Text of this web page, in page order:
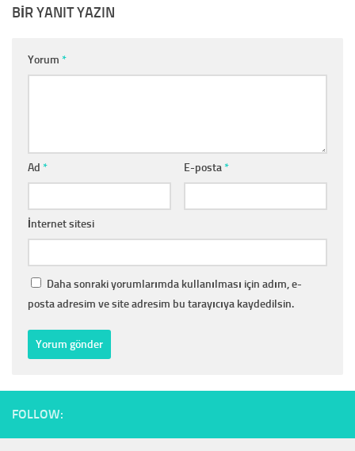
BIR YANIT YAZIN
Yorum *
Ad * E-posta*
İnternet sitesi
Daha sonraki yorumlarımda kullanılması için adım, e-
posta adresim ve site adresim bu tarayıcıya kaydedilsin.
FOLLOW: